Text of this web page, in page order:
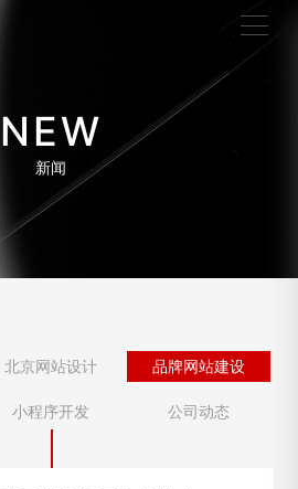
NEW
新闻
北京网站设计 品牌网站建设
小程序开发 公司动态